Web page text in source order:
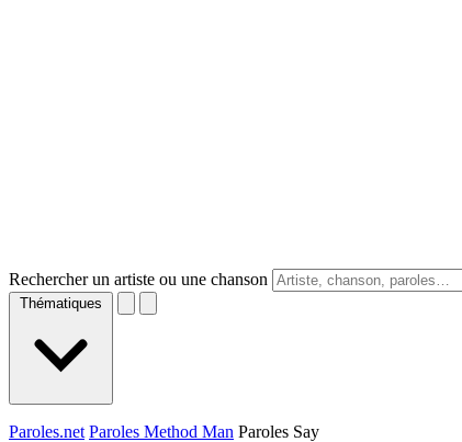
Rechercher un artiste ou une chanson
Thématiques
Paroles.net Paroles Method Man Paroles Say